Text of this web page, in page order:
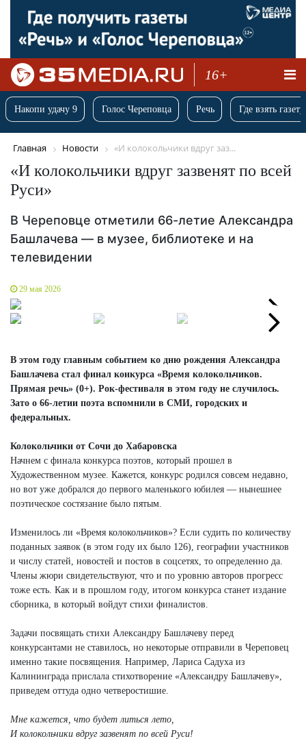
16+
Накопи удачу 9 Голос Череповца Речь Где взять
Главная Новости «И колокольчики вдруг заз...
«И колокольчики вдруг зазвенят по всей
Руси»
В Череповце отметили 66-летие Александра
Башлачева — в музее, библиотеке и на
телевидении
29 мая 2026
Next
В этом году главным событием ко дню рождения Александра
Башлачева стал финал конкурса «Время колокольчиков.
Прямая речь» (0+). Рок-фестиваля в этом году не случилось.
Зато о 66-летии поэта вспомнили в СМИ, городских и
федеральных.
Колокольчики от Сочи до Хабаровска
Начнем с финала конкурса поэтов, который прошел в
Художественном музее. Кажется, конкурс родился совсем недавно,
но вот уже добрался до первого маленького юбилея — нынешнее
поэтическое состязание было пятым.
Изменилось ли «Время колокольчиков»? Если судить по количеству
поданных заявок (в этом году их было 126), географии участников
и числу статей, новостей и постов в соцсетях, то определенно да.
Члены жюри свидетельствуют, что и по уровню авторов прогресс
тоже есть. Как и в прошлом году, итогом конкурса станет издание
сборника, в который войдут стихи финалистов.
Задачи посвящать стихи Александру Башлачеву перед
конкурсантами не ставилось, но некоторые отправили в Череповец
именно такие посвящения. Например, Лариса Садуха из
Калининграда прислала стихотворение «Александру Башлачеву»,
приведем оттуда одно четверостишие.
Мне кажется, что будет литься лето,
И колокольчики вдруг зазвенят по всей Руси!